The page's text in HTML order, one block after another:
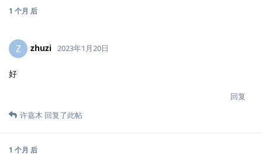
1 个月 后
Z zhuzi 2023年1月20日
好
回复
许嘉木 回复了此帖
1 个月 后